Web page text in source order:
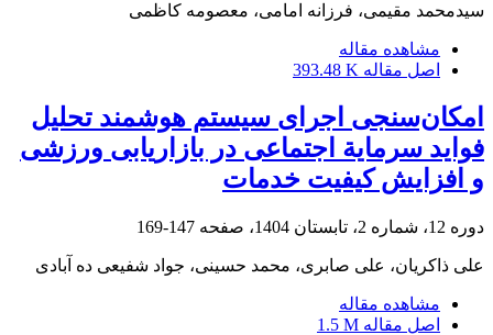
سیدمحمد مقیمی، فرزانه امامی، معصومه کاظمی
مشاهده مقاله
اصل مقاله 393.48 K
امکان‌سنجی اجرای سیستم هوشمند تحلیل
فواید سرمایة اجتماعی در بازاریابی ورزشی
و افزایش کیفیت خدمات
دوره 12، شماره 2، تابستان 1404، صفحه 147-169
علی ذاکریان، علی صابری، محمد حسینی، جواد شفیعی ده آبادی
مشاهده مقاله
اصل مقاله 1.5 M